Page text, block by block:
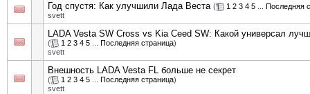
Год спустя: Как улучшили Лада Веста ( 1 2 3 4 5
Последняя
svett
LADA Vesta SW Cross vs Kia Ceed SW: Какой универсал
( 1 2 3 4 5 Последняя страница)
svett
Внешность LADA Vesta FL больше не секрет
( 1 2 3 4 5 Последняя страница)
svett